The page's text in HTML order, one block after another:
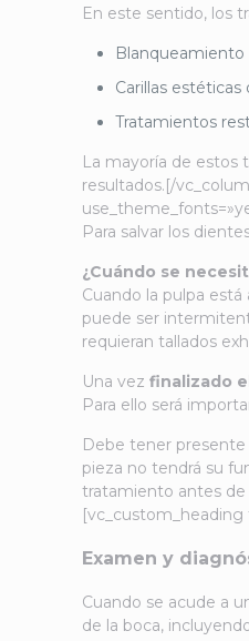
En este sentido, los
Blanqueamiento
Carillas estéticas
Tratamientos
La mayoría de estos
resultados.[/
Para salvar los
¿Cuándo se
Cuando la pulpa
puede ser
requieran tallados
Una vezfinalizado
Para ello será
Debe tener presente
pieza no tendrá su
tratamiento antes de
Examen y
Cuando se acude a
de la boca,